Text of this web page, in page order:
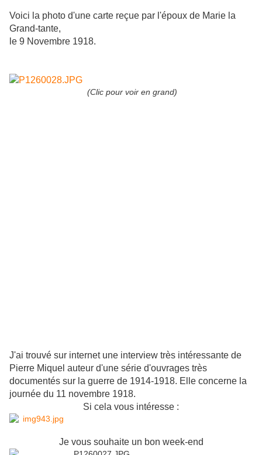
Voici la photo d'une carte reçue par l'époux de Marie la
Grand-tante,
le 9 Novembre 1918.
(Clic pour voir en grand)
J'ai trouvé sur internet une interview très intéressante de
Pierre Miquel auteur d'une série d'ouvrages très
documentés sur la guerre de 1914-1918. Elle concerne la
journée du 11 novembre 1918.
Si cela vous intéresse :
Je vous souhaite un bon week-end